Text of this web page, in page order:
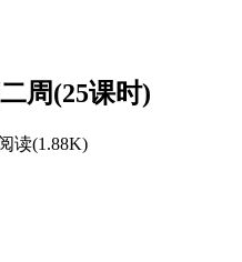
周(25课时)
读(1.88K)